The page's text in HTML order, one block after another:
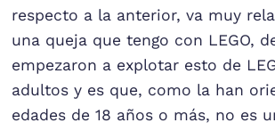
respecto a la anterior, va muy
una queja que tengo con LEGO,
empezaron a explotar esto de
adultos y es que, como la han
edades de 18 años o más, no es